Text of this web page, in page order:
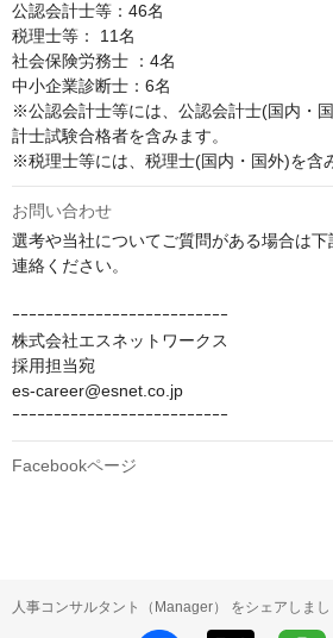
公認会計士等：46名
税理士等： 11名
社会保険労務士 ：4名
中小企業診断士：6名
※公認会計士等には、公認会計士(国内・
計士試験合格者を含みます。
※税理士等には、税理士(国内・国外)を含
お問い合わせ
選考や当社についてご質問がある場合は
連絡ください。
ｰｰｰｰｰｰｰｰｰｰｰｰｰｰｰｰｰｰｰｰｰｰｰｰｰｰ
株式会社エスネットワークス
採用担当宛
es-career@esnet.co.jp
ｰｰｰｰｰｰｰｰｰｰｰｰｰｰｰｰｰｰｰｰｰｰｰｰｰｰ
Facebookページ
人事コンサルタント（Manager） をシェアしまし